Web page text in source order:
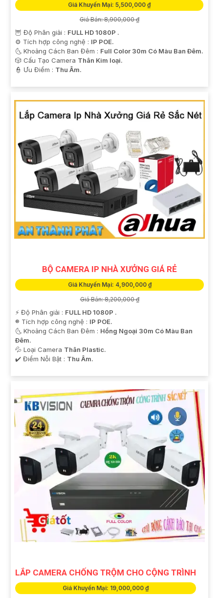
Giá Khuyến Mại: 5,500,000 ₫
Giá Bán: 8,900,000 ₫
🦉 Độ Phân giải : FULL HD 1080P .
⚙ Tích hợp công nghệ : IP POE.
🌜 Khoảng Cách Ban Đêm : Full Color 30m Có Màu Ban Ðêm.
🎲 Cấu Tạo Camera Thân Kim loại.
️👮 Ưu Điểm : Thu Âm.
BỘ CAMERA IP NHÀ XƯỞNG GIÁ RẺ
Giá Khuyến Mại: 4,900,000 ₫
Giá Bán: 8,200,000 ₫
️⚡ Độ Phân giải : FULL HD 1080P .
®️ Tích hợp công nghệ : IP POE.
🌜 Khoảng Cách Ban Đêm : Hồng Ngoại 30m Có Màu Ban
Ðêm.
💦 Loại Camera Thân Plastic.
️✔️ Điểm Nỗi Bật : Thu Âm.
LẮP CAMERA CHỐNG TRỘM CHO CỘNG TRÌNH
Giá Khuyến Mại: 19,000,000 ₫